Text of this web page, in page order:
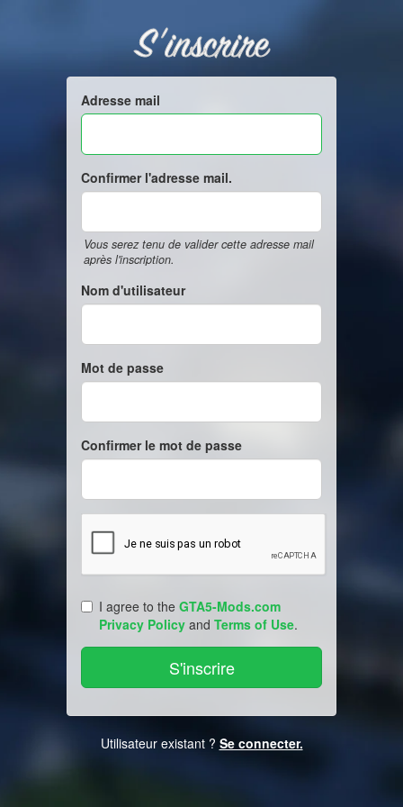
S'inscrire
Adresse mail
Confirmer l'adresse mail.
Vous serez tenu de valider cette adresse mail
après l'inscription.
Nom d'utilisateur
Mot de passe
Confirmer le mot de passe
I agree to the GTA5-Mods.com
Privacy Policy and Terms of Use.
Utilisateur existant ? Se connecter.